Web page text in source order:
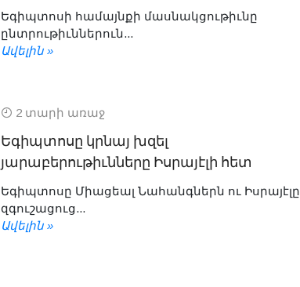
Եգիպտոսի համայնքի մասնակցութիւնը
ընտրութիւններուն...
Ավելին »
2 տարի առաջ
Եգիպտոսը կրնայ խզել
յարաբերութիւնները Իսրայէլի հետ
Եգիպտոսը Միացեալ Նահանգներն ու Իսրայէլը
զգուշացուց...
Ավելին »